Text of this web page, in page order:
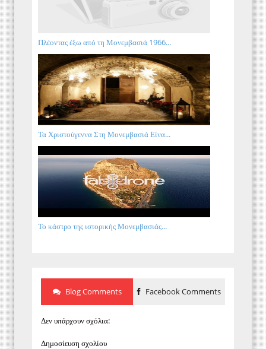
Πλέοντας έξω από τη Μονεμβασιά 1966...
Τα Χριστούγεννα Στη Μονεμβασιά Είνα...
Το κάστρο της ιστορικής Μονεμβασιάς...
Blog Comments Facebook Comments
Δεν υπάρχουν σχόλια:
Δημοσίευση σχολίου